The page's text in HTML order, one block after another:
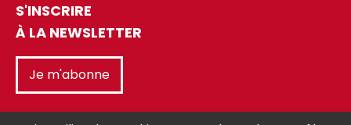
S'INSCRIRE
À LA NEWSLETTER
Je m'abonne